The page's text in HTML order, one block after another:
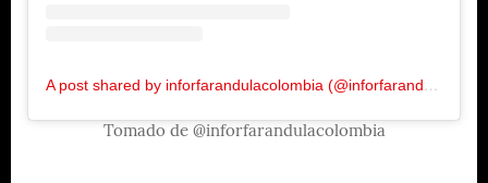
A post shared by inforfarandulacolombia (@inforfarandulacolombia)
Tomado de @inforfarandulacolombia